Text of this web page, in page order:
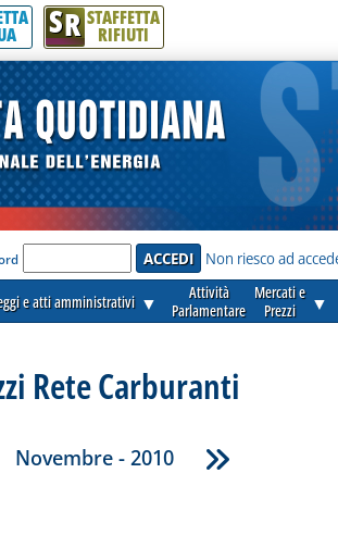
SR STAFFETTA
RIFIUTI
Non riesco ad
e atti amministrativi ▼
Attività
Parlamentare
Mercati e
Prezzi
▼
Rete Carburanti
Novembre - 2010